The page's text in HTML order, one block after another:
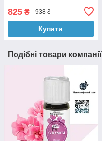
825 ₴ 938 ₴
Купити
Подібні товари компанії